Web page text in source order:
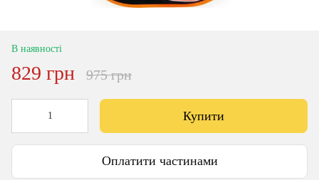
В наявності
829 грн 975 грн
Купити
Оплатити частинами